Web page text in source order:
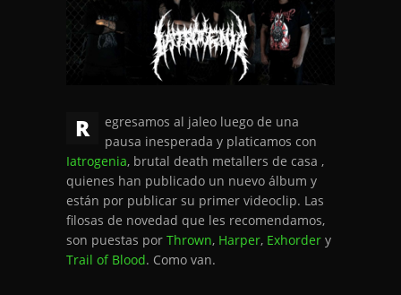
R
egresamos al jaleo luego de una
pausa inesperada y platicamos con
Iatrogenia, brutal death metallers de casa ,
quienes han publicado un nuevo álbum y
están por publicar su primer videoclip. Las
filosas de novedad que les recomendamos,
son puestas por Thrown, Harper, Exhorder y
Trail of Blood. Como van.